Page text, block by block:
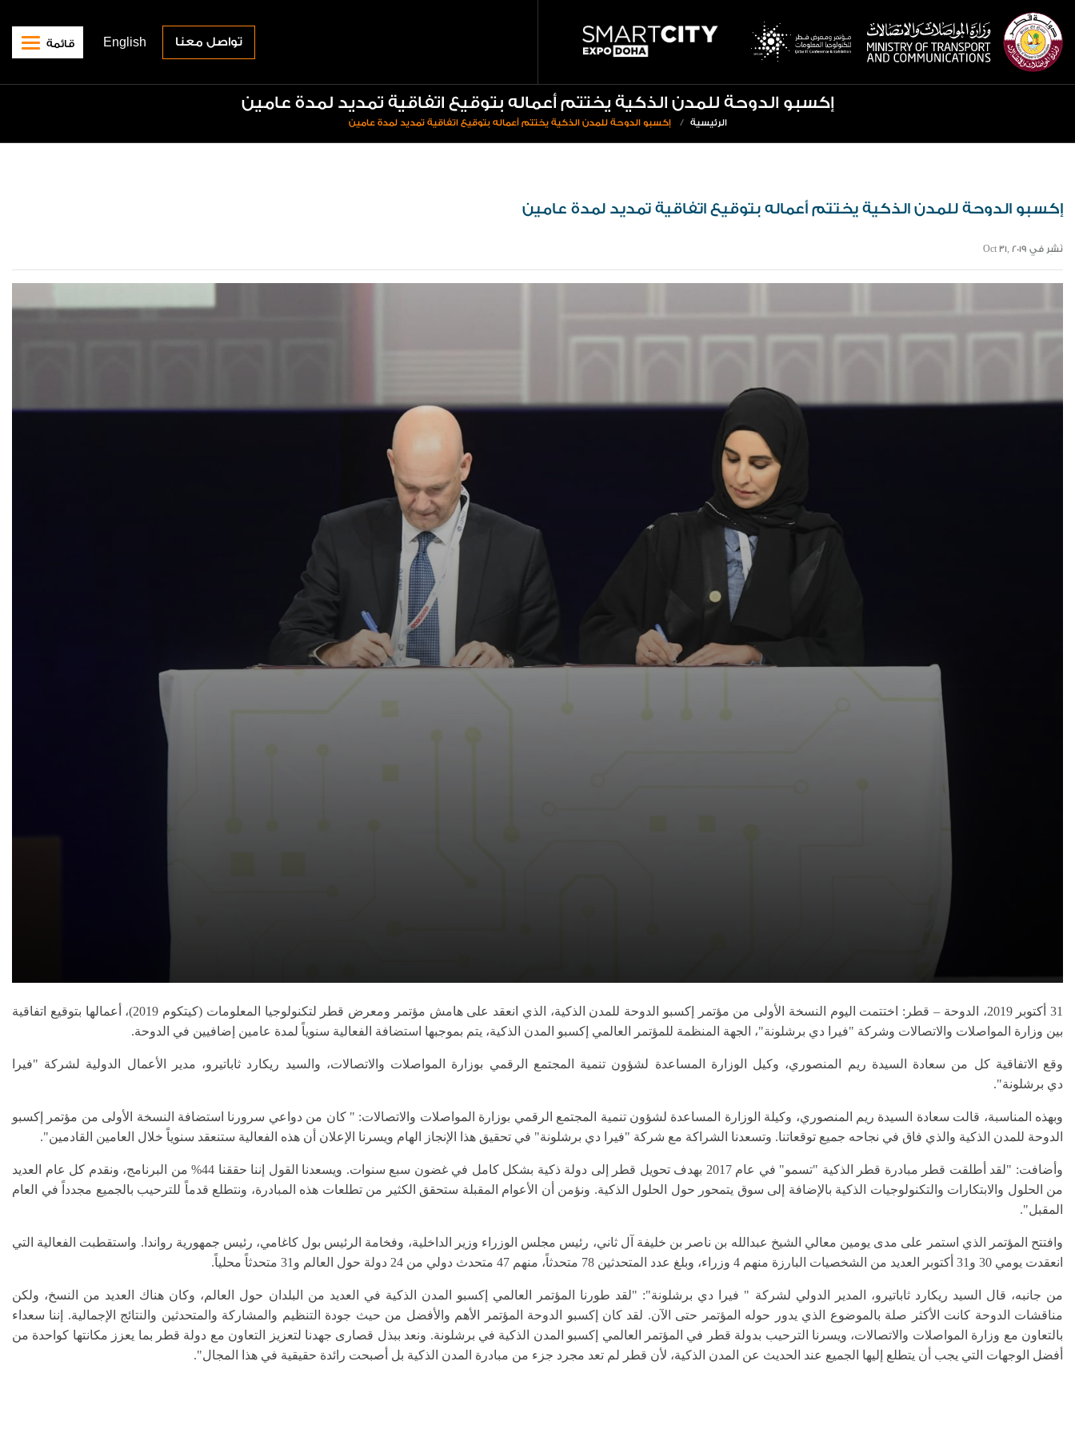
qitcom home page
تواصل معنا‎ English قائمة
إكسبو الدوحة للمدن الذكية يختتم أعماله بتوقيع اتفاقية تمديد لمدة عامين
الرئيسية إكسبو الدوحة للمدن الذكية يختتم أعماله بتوقيع اتفاقية تمديد لمدة عامين
إكسبو الدوحة للمدن الذكية يختتم أعماله بتوقيع اتفاقية تمديد لمدة عامين
نُشِر في Oct 31, 2019
31 أكتوبر 2019، الدوحة – قطر:
اختتمت اليوم النسخة الأولى من مؤتمر إكسبو الدوحة للمدن الذكية، الذي انعقد على هامش مؤتمر ومعرض قطر لتكنولوجيا المعلومات (كيتكوم 2019)، أعمالها بتوقيع اتفاقية
بين وزارة المواصلات والاتصالات وشركة "فيرا دي برشلونة"، الجهة المنظمة للمؤتمر العالمي إكسبو المدن الذكية، يتم بموجبها استضافة الفعالية سنوياً لمدة عامين إضافيين في الدوحة.
وقع الاتفاقية كل من سعادة السيدة ريم المنصوري، وكيل الوزارة المساعدة لشؤون تنمية المجتمع الرقمي بوزارة المواصلات والاتصالات، والسيد ريكارد ثاباتيرو، مدير الأعمال الدولية لشركة "فيرا
دي برشلونة"
.
وبهذه المناسبة، قالت سعادة السيدة ريم المنصوري، وكيلة الوزارة المساعدة لشؤون تنمية المجتمع الرقمي بوزارة المواصلات والاتصالات: " كان من دواعي سرورنا استضافة النسخة الأولى من مؤتمر إكسبو
الدوحة للمدن الذكية والذي فاق في نجاحه جميع توقعاتنا. وتسعدنا الشراكة مع شركة "فيرا دي برشلونة" في تحقيق هذا الإنجاز الهام ويسرنا الإعلان أن هذه الفعالية ستنعقد سنوياً خلال العامين القادمين".
وأضافت: "لقد أطلقت قطر مبادرة قطر الذكية "تسمو" في عام 2017 بهدف تحويل قطر إلى دولة ذكية بشكل كامل في غضون سبع سنوات. ويسعدنا القول إننا حققنا 44% من البرنامج، ونقدم كل عام العديد
من الحلول والابتكارات والتكنولوجيات الذكية بالإضافة إلى سوق يتمحور حول الحلول الذكية. ونؤمن أن الأعوام المقبلة ستحقق الكثير من تطلعات هذه المبادرة، ونتطلع قدماً للترحيب بالجميع مجدداً في العام
المقبل".
وافتتح المؤتمر الذي استمر على مدى يومين معالي الشيخ عبدالله بن ناصر بن خليفة آل ثاني، رئيس مجلس الوزراء وزير الداخلية، وفخامة الرئيس بول كاغامي، رئيس جمهورية رواندا. واستقطبت الفعالية التي
انعقدت يومي 30 و31 أكتوبر العديد من الشخصيات البارزة منهم 4 وزراء، وبلغ عدد المتحدثين 78 متحدثاً، منهم 47 متحدث دولي من 24 دولة حول العالم و31 متحدثاً محلياً.
من جانبه، قال السيد ريكارد ثاباتيرو، المدير الدولي لشركة " فيرا دي برشلونة": "لقد طورنا المؤتمر العالمي إكسبو المدن الذكية في العديد من البلدان حول العالم، وكان هناك العديد من النسخ، ولكن
مناقشات الدوحة كانت الأكثر صلة بالموضوع الذي يدور حوله المؤتمر حتى الآن. لقد كان إكسبو الدوحة المؤتمر الأهم والأفضل من حيث جودة التنظيم والمشاركة والمتحدثين والنتائج الإجمالية. إننا سعداء
بالتعاون مع وزارة المواصلات والاتصالات، ويسرنا الترحيب بدولة قطر في المؤتمر العالمي إكسبو المدن الذكية في برشلونة. ونعد ببذل قصارى جهدنا لتعزيز التعاون مع دولة قطر بما يعزز مكانتها كواحدة من
أفضل الوجهات التي يجب أن يتطلع إليها الجميع عند الحديث عن المدن الذكية، لأن قطر لم تعد مجرد جزء من مبادرة المدن الذكية بل أصبحت رائدة حقيقية في هذا المجال".